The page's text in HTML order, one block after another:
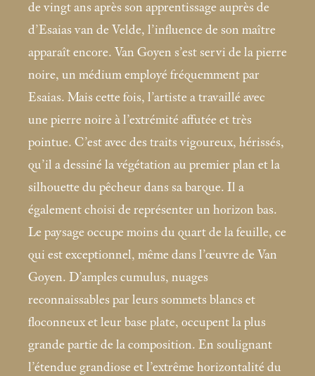
de vingt ans après son apprentissage auprès de
d’Esaias van de Velde, l’influence de son maître
apparaît encore. Van Goyen s’est servi de la pierre
noire, un médium employé fréquemment par
Esaias. Mais cette fois, l’artiste a travaillé avec
une pierre noire à l’extrémité affutée et très
pointue. C’est avec des traits vigoureux, hérissés,
qu’il a dessiné la végétation au premier plan et la
silhouette du pêcheur dans sa barque. Il a
également choisi de représenter un horizon bas.
Le paysage occupe moins du quart de la feuille, ce
qui est exceptionnel, même dans l’œuvre de Van
Goyen. D’amples cumulus, nuages
reconnaissables par leurs sommets blancs et
floconneux et leur base plate, occupent la plus
grande partie de la composition. En soulignant
l’étendue grandiose et l’extrême horizontalité du